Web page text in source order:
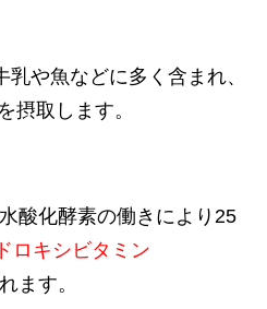
や魚などに多く含まれ、
摂取します。
酸化酵素の働きにより25
ロキシビタミン
ます。